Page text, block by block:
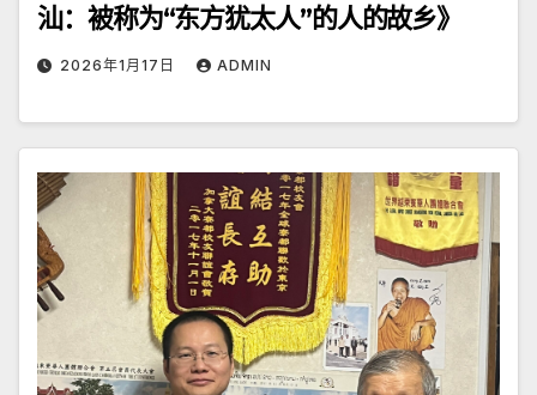
汕：被称为“东方犹太人”的人的故乡》
2026年1月17日 ADMIN